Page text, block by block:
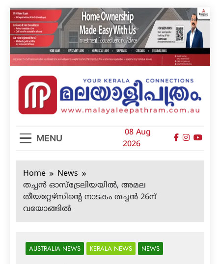
Skip
to
content
മലയാളിപത്രം
MENU
08 Aug
2026
Home
News
തച്ചന്‍ ഓസ്‌ട്രേലിയയില്‍, അമല
തീയറ്റേഴ്‌സിന്റെ നാടകം തച്ചന്‍ 26ന്
വയോങ്ങില്‍
AUSTRALIA NEWS KERALA NEWS NEWS